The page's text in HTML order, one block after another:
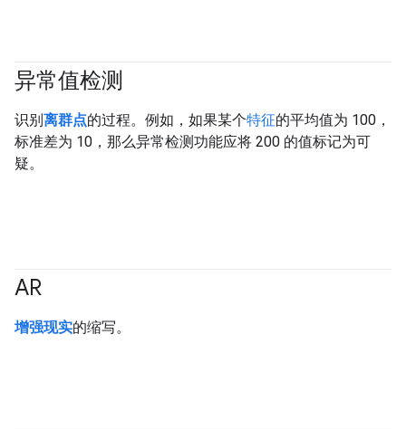
异常值检测
识别离群点的过程。例如，如果某个特征的平均值为 100，
标准差为 10，那么异常检测功能应将 200 的值标记为可
疑。
AR
增强现实的缩写。